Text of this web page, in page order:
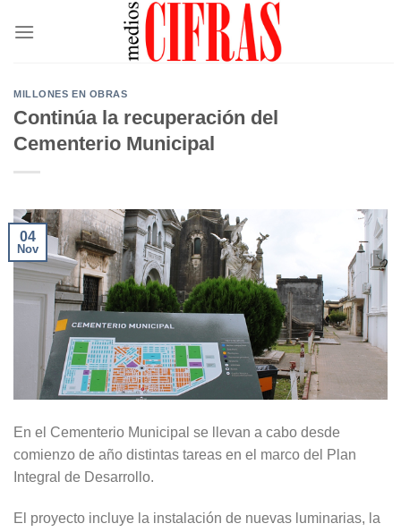
MILLONES EN OBRAS
Continúa la recuperación del
Cementerio Municipal
04
Nov
En el Cementerio Municipal se llevan a cabo desde
comienzo de año distintas tareas en el marco del Plan
Integral de Desarrollo.
El proyecto incluye la instalación de nuevas luminarias, la